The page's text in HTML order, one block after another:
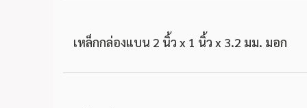
เหล็กกล่องแบน 2 นิ้ว x 1 นิ้ว x 3.2 มม. มอก